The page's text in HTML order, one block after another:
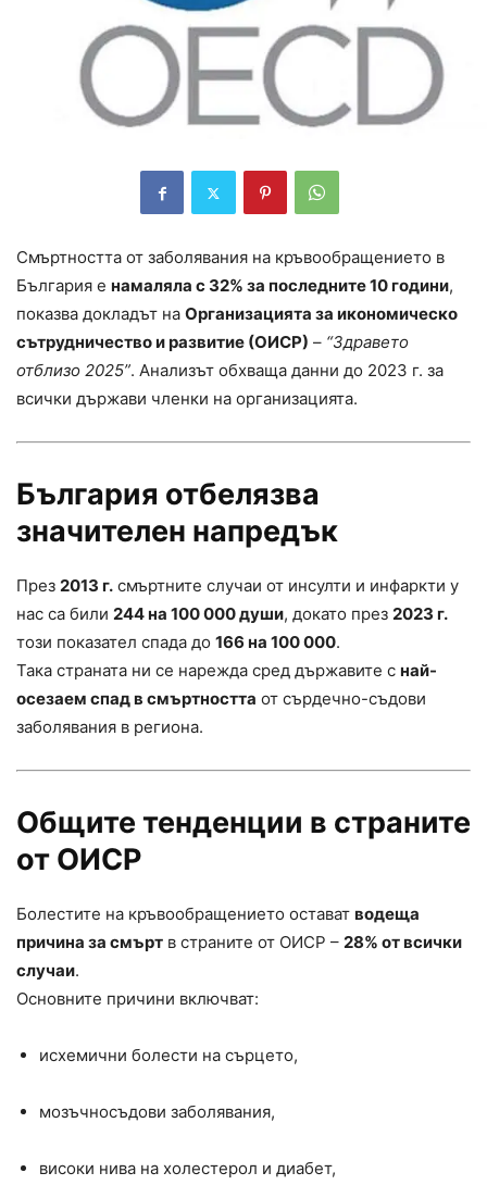
Смъртността от заболявания на кръвообращението в
България е намаляла с 32% за последните 10 години,
показва докладът на Организацията за икономическо
сътрудничество и развитие (ОИСР) – “Здравето
отблизо 2025”. Анализът обхваща данни до 2023 г. за
всички държави членки на организацията.
България отбелязва
значителен напредък
През 2013 г. смъртните случаи от инсулти и инфаркти у
нас са били 244 на 100 000 души, докато през 2023 г.
този показател спада до 166 на 100 000.
Така страната ни се нарежда сред държавите с най-
осезаем спад в смъртността от сърдечно-съдови
заболявания в региона.
Общите тенденции в страните
от ОИСР
Болестите на кръвообращението остават водеща
причина за смърт в страните от ОИСР – 28% от всички
случаи.
Основните причини включват:
исхемични болести на сърцето,
мозъчносъдови заболявания,
високи нива на холестерол и диабет,